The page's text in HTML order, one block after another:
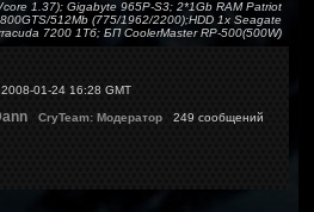
1.37); Gigabyte 965P-S3; 2*1Gb RAM Patriot
512Mb (775/1962/2200);HDD 1x Seagate
7200 1Тб; БП CoolerMaster RP-500(500W)
01-24 16:28 GMT
CryTeam: Модератор 249 сообщений